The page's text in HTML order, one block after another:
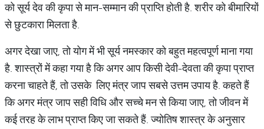
को सूर्य देव की कृपा से मान-सम्मान की प्राप्ति होती है. शरीर को बीमारियों
से छुटकारा मिलता है.
अगर देखा जाए, तो योग में भी सूर्य नमस्कार को बहुत महत्वपूर्ण माना गया
है. शास्त्रों में कहा गया है कि अगर आप किसी देवी-देवता की कृपा प्राप्त
करना चाहते हैं, तो उसके लिए मंत्र जाप सबसे उत्तम उपाय है. कहते हैं
कि अगर मंत्र जाप सही विधि और सच्चे मन से किया जाए, तो जीवन में
कई तरह के लाभ प्राप्त किए जा सकते हैं. ज्योतिष शास्त्र के अनुसार